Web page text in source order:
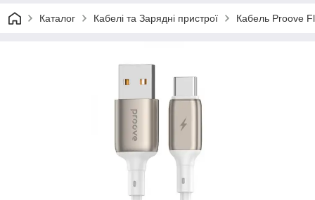
Каталог Кабелі та Зарядні пристрої Кабель Proove